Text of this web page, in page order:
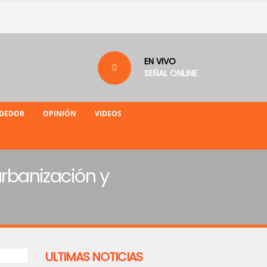
EN VIVO
SEÑAL ONLINE
OPINIÓN VIDEOS
y
ULTIMAS NOTICIAS